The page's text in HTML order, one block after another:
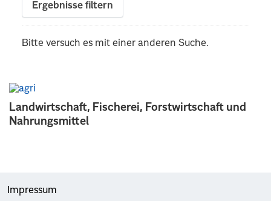
Landwirtschaft, Fischerei, Forstwirtschaft und
Nahrungsmittel
Ergebnisse filtern
Bitte versuch es mit einer anderen Suche.
Impressum